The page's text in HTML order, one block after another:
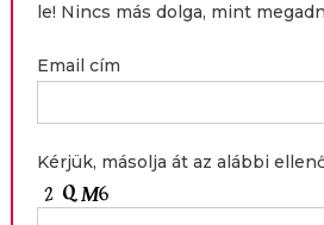
le! Nincs más dolga, mint
Email cím
Kérjük, másolja át az alábbi